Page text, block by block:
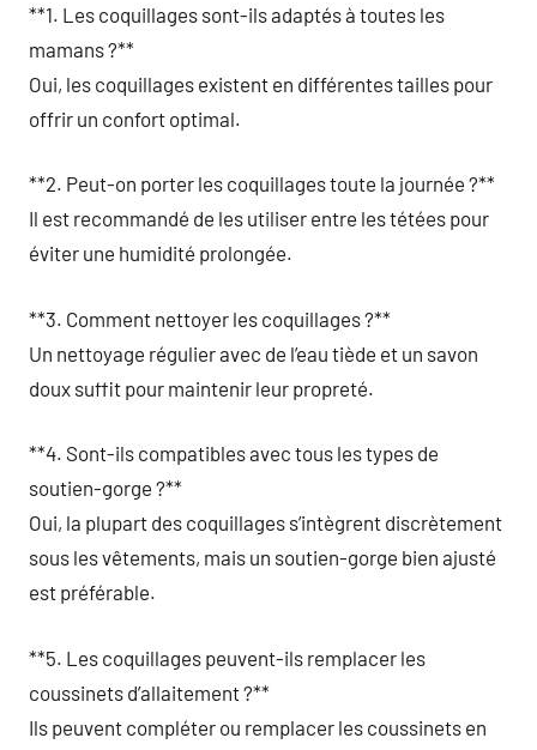
**1. Les coquillages sont-ils adaptés à toutes les
mamans ?**
Oui, les coquillages existent en différentes tailles pour
offrir un confort optimal.
**2. Peut-on porter les coquillages toute la journée ?**
Il est recommandé de les utiliser entre les tétées pour
éviter une humidité prolongée.
**3. Comment nettoyer les coquillages ?**
Un nettoyage régulier avec de l’eau tiède et un savon
doux suffit pour maintenir leur propreté.
**4. Sont-ils compatibles avec tous les types de
soutien-gorge ?**
Oui, la plupart des coquillages s’intègrent discrètement
sous les vêtements, mais un soutien-gorge bien ajusté
est préférable.
**5. Les coquillages peuvent-ils remplacer les
coussinets d’allaitement ?**
Ils peuvent compléter ou remplacer les coussinets en